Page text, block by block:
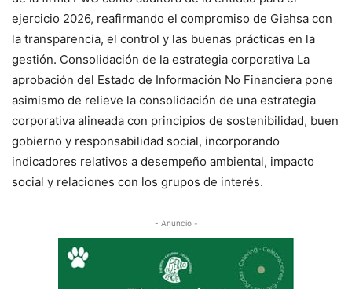
ejercicio 2026, reafirmando el compromiso de Giahsa con
la transparencia, el control y las buenas prácticas en la
gestión. Consolidación de la estrategia corporativa La
aprobación del Estado de Información No Financiera pone
asimismo de relieve la consolidación de una estrategia
corporativa alineada con principios de sostenibilidad, buen
gobierno y responsabilidad social, incorporando
indicadores relativos a desempeño ambiental, impacto
social y relaciones con los grupos de interés.
- Anuncio -